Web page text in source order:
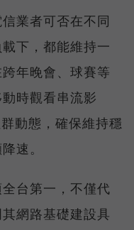
業者可否在不同
下，都能維持一
年晚會、球賽等
時觀看串流影
動態，確保維持穩
速。
台第一，不僅代
網路基礎建設具